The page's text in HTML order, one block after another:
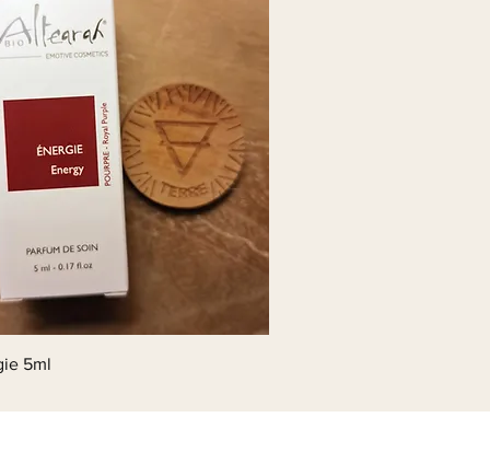
5ml